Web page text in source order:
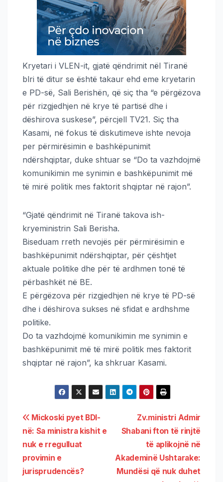
Kryetari i VLEN-it, gjatë qëndrimit nël Tiranë
blri të ditur se është takaur ehd eme kryetarin
e PD-së, Sali Berishën, që siç tha “e përgëzova
për rizgjedhjen në krye të partisë dhe i
dëshirova suskese”, përcjell TV21. Siç tha
Kasami, në fokus të diskutimeve ishte nevoja
per përmirësimin e bashkëpunimit
ndërshqiptar, duke shtuar se “Do ta vazhdojmë
komunikimin me synimin e bashkëpunimit më
të mirë politik mes faktorit shqiptar në rajon”.
“Gjatë qëndrimit në Tiranë takova ish-
kryeministrin Sali Berisha.
Biseduam rreth nevojës për përmirësimin e
bashkëpunimit ndërshqiptar, për çështjet
aktuale politike dhe për të ardhmen tonë të
përbashkët në BE.
E përgëzova për rizgjedhjen në krye të PD-së
dhe i dëshirova sukses në sfidat e ardhshme
politike.
Do ta vazhdojmë komunikimin me synimin e
bashkëpunimit më të mirë politik mes faktorit
shqiptar në rajon”, ka shkruar Kasami.
Zv.ministri Admir
Shabani fton të rinjtë
të aplikojnë në
Akademinë Ushtarake:
Mundësi që nuk duhet
Mickoski pyet BDI-
në: Sa ministra kishit e
nuk e rregulluat
provimin e
jurisprudencës?